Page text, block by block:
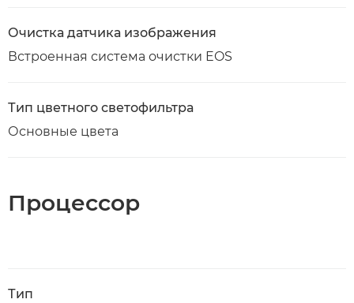
Очистка датчика изображения
Встроенная система очистки EOS
Тип цветного светофильтра
Основные цвета
Процессор
Тип